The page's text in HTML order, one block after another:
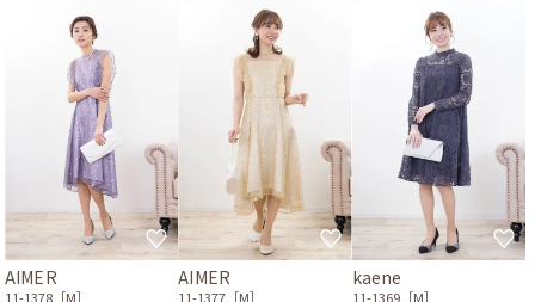
AIMER
11-1378［M］
AIMER
11-1377［M］
kaene
11-1369［M］